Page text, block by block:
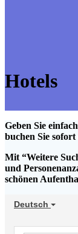
Hotels
Geben Sie
buchen Sie sofort
Mit “Weitere
und
schönen